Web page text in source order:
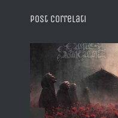
Post correlati